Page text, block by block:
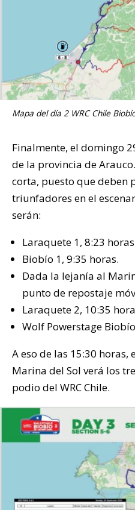
Mapa del día 2 WRC Chile
Finalmente, el domingo
de la provincia de
corta, puesto que deben
triunfadores en el
serán:
Laraquete 1, 8:23
Biobío 1, 9:35 horas.
Dada la lejanía al
punto de repostaje
Laraquete 2, 10:35
Wolf Powerstage
A eso de las 15:30 horas,
Marina del Sol verá los
podio del WRC Chile.